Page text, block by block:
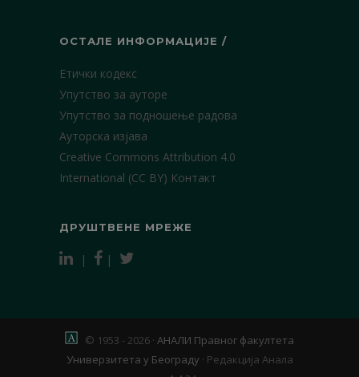
ОСТАЛЕ ИНФОРМАЦИЈЕ /
Етички кодекс
Упутство за ауторе
Упутство за подношење радова
Ауторска изјава
Creative Commons Attribution 4.0
International (CC BY) Контакт
ДРУШТВЕНЕ МРЕЖЕ
| |
© 1953 - 2026 · АНАЛИ Правног факултета
Универзитета у Београду · Редакција Анала